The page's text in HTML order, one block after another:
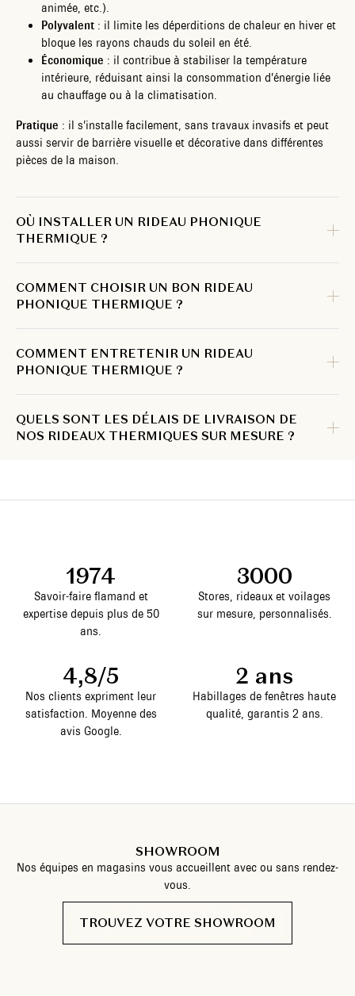
animée, etc.).
Polyvalent : il limite les déperditions de chaleur en hiver et
bloque les rayons chauds du soleil en été.
Économique : il contribue à stabiliser la température
intérieure, réduisant ainsi la consommation d’énergie liée
au chauffage ou à la climatisation.
Pratique : il s’installe facilement, sans travaux invasifs et peut
aussi servir de barrière visuelle et décorative dans différentes
pièces de la maison.
OÙ INSTALLER UN RIDEAU PHONIQUE
THERMIQUE ?
COMMENT CHOISIR UN BON RIDEAU
PHONIQUE THERMIQUE ?
COMMENT ENTRETENIR UN RIDEAU
PHONIQUE THERMIQUE ?
QUELS SONT LES DÉLAIS DE LIVRAISON DE
NOS RIDEAUX THERMIQUES SUR MESURE ?
1974
Savoir-faire flamand et
expertise depuis plus de 50
ans.
3000
Stores, rideaux et voilages
sur mesure, personnalisés.
4,8/5
Nos clients expriment leur
satisfaction. Moyenne des
avis Google.
2 ans
Habillages de fenêtres haute
qualité, garantis 2 ans.
SHOWROOM
Nos équipes en magasins vous accueillent avec ou sans rendez-
vous.
TROUVEZ VOTRE SHOWROOM